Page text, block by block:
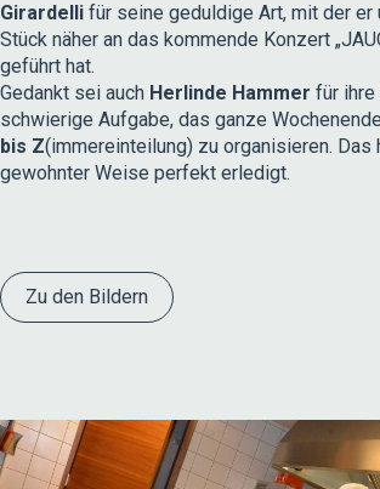
Girardelli für seine geduldige Art, mit der er
Stück näher an das kommende Konzert
geführt hat.
Gedankt sei auch Herlinde Hammer für
schwierige Aufgabe, das ganze
bis Z(immereinteilung) zu organisieren. Das
gewohnter Weise perfekt erledigt.
Zu den Bildern